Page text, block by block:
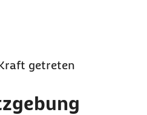
getreten